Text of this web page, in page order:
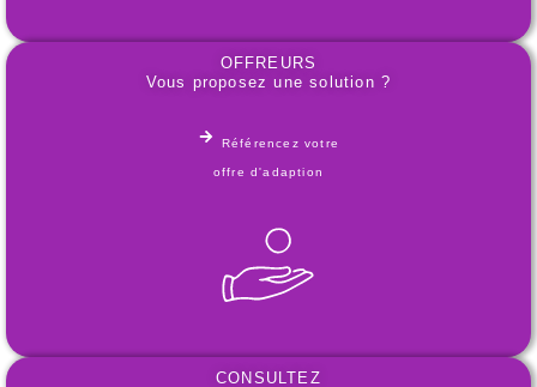
OFFREURS
Vous proposez une solution ?
Référencez votre
offre d'adaption
CONSULTEZ